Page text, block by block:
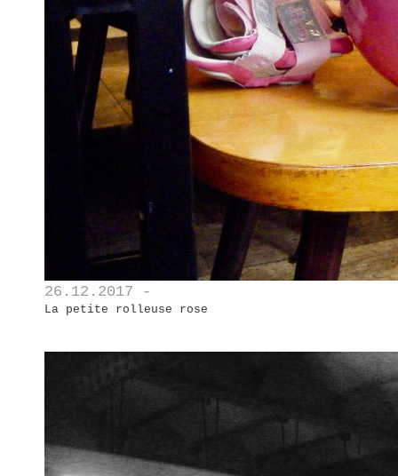
26.12.2017 -
La petite rolleuse rose